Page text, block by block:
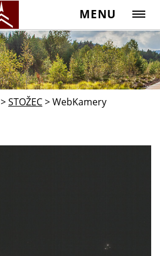
MENU
>STOŽEC>WebKamery